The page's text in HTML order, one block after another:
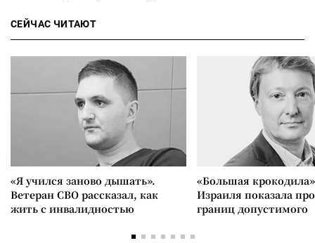
СЕЙЧАС ЧИТАЮТ
«Я учился заново дышать».
Ветеран СВО рассказал, как
жить с инвалидностью
«Большая
Израиля показала
границ допустимого